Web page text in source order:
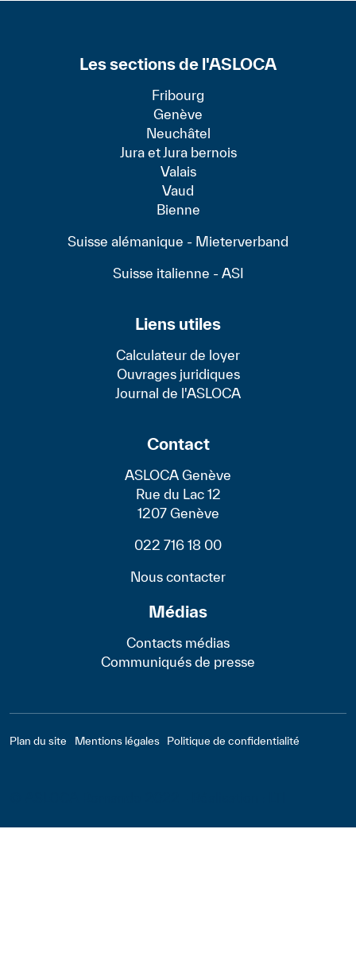
Les sections de l'ASLOCA
Fribourg
Genève
Neuchâtel
Jura et Jura bernois
Valais
Vaud
Bienne
Suisse alémanique - Mieterverband
Suisse italienne - ASI
Liens utiles
Calculateur de loyer
Ouvrages juridiques
Journal de l'ASLOCA
Contact
ASLOCA Genève
Rue du Lac 12
1207 Genève
022 716 18 00
Nous contacter
Médias
Contacts médias
Communiqués de presse
Footer - Bas
Plan du site Mentions légales Politique de confidentialité